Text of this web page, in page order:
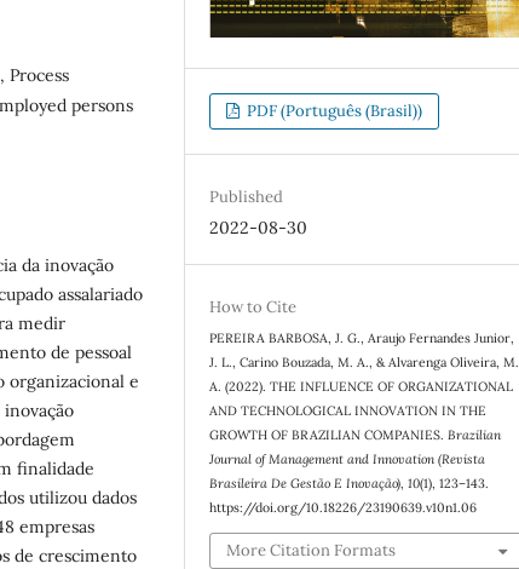
persons
da inovação
assalariado
medir
de pessoal
organizacional e
finalidade
utilizou dados
empresas
de crescimento
PDF (Português (Brasil))
Published
2022-08-30
How to Cite
PEREIRA BARBOSA, J. G., Araujo Fernandes Junior,
J. L., Carino Bouzada, M. A., & Alvarenga Oliveira, M.
A. (2022). THE INFLUENCE OF ORGANIZATIONAL
AND TECHNOLOGICAL INNOVATION IN THE
GROWTH OF BRAZILIAN COMPANIES.Brazilian
Journal of Management and Innovation (Revista
Brasileira De Gestão E Inovação),10(1), 123–143.
https://doi.org/10.18226/23190639.v10n1.06
More Citation Formats